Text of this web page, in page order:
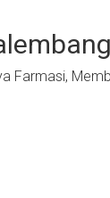
Farmasi,